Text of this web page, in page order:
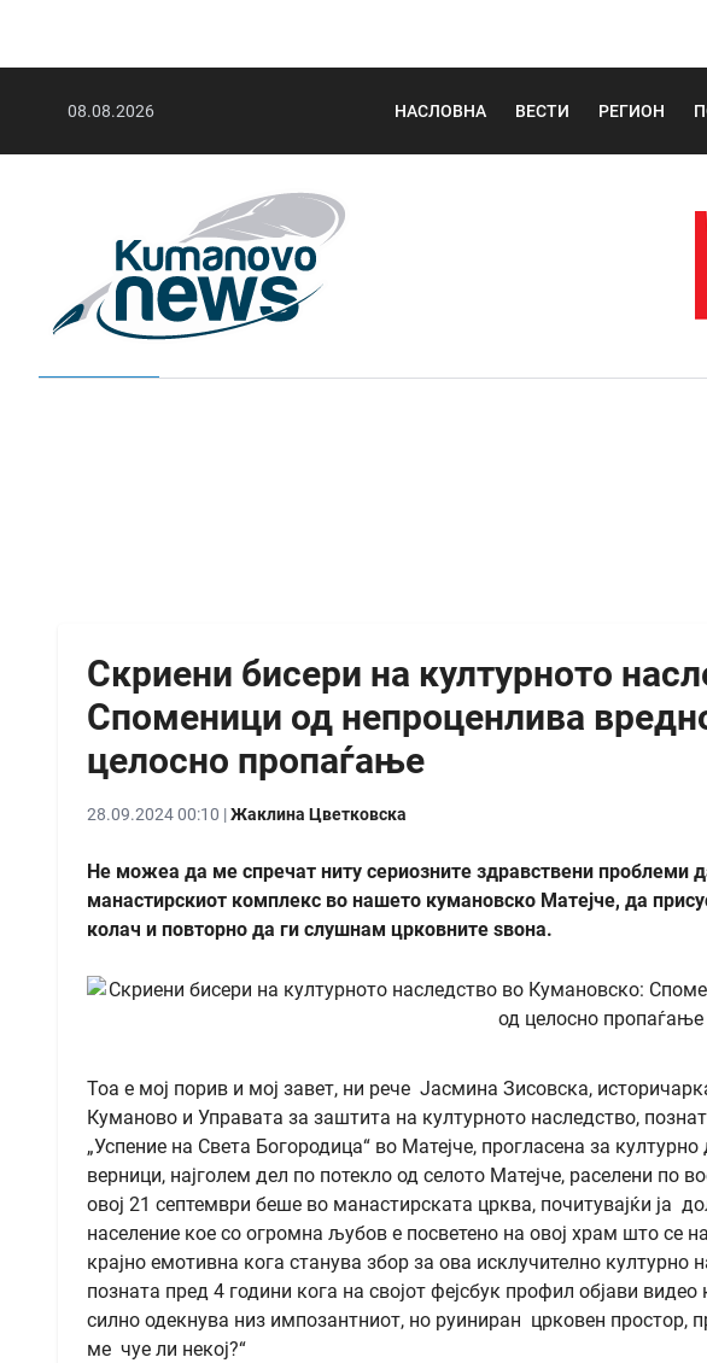
08.08.2026 НАСЛОВНА ВЕСТИ РЕГИОН
Скриени бисери на културното
Споменици од непроценлива
целосно пропаѓање
28.09.2024 00:10 |Жаклина Цветковска
Не можеа да ме спречат ниту сериозните здравствени проблеми
манастирскиот комплекс во нашето кумановско Матејче, да
колач и повторно да ги слушнам црковните ѕвона.
Тоа е мој порив и мој завет, ни рече Јасмина Зисовска,
Куманово и Управата за заштита на културното наследство,
„Успение на Света Богородица“ во Матејче, прогласена за
верници, најголем дел по потекло од селото Матејче, раселени по
овој 21 септември беше во манастирската црква, почитувајќи ја
население кое со огромна љубов е посветено на овој храм што се
крајно емотивна кога станува збор за ова исклучително културно
позната пред 4 години кога на својот фејсбук профил објави
силно одекнува низ импозантниот, но руиниран црковен простор,
ме чуе ли некој?“